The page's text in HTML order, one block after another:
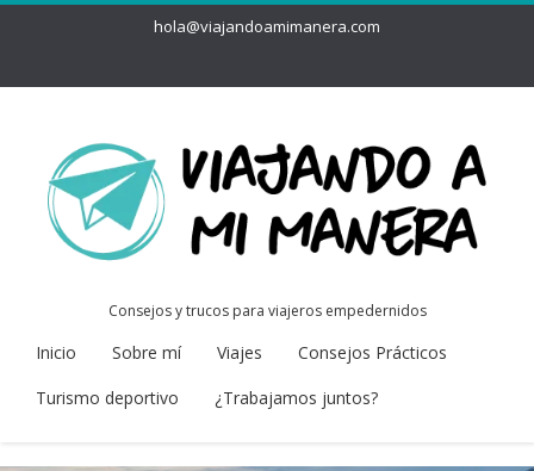
hola@viajandoamimanera.com
Consejos y trucos para viajeros empedernidos
Inicio Sobre mí Viajes
Consejos Prácticos
Turismo deportivo
¿Trabajamos juntos?